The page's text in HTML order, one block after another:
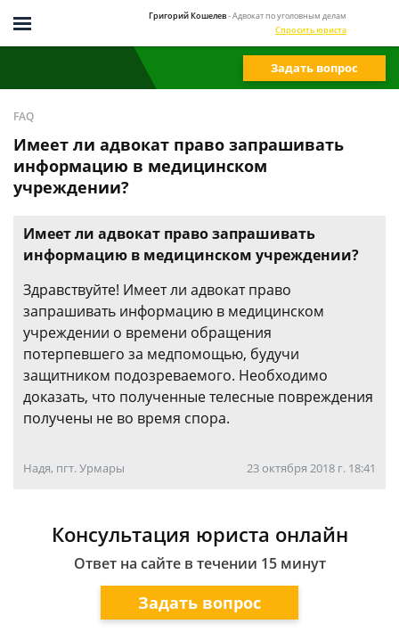
Григорий Кошелев- Адвокат по уголовным делам
Спросить юриста
Задать вопрос
FAQ
Имеет ли адвокат право запрашивать
информацию в медицинском
учреждении?
Имеет ли адвокат право запрашивать
информацию в медицинском учреждении?
Здравствуйте! Имеет ли адвокат право
запрашивать информацию в медицинском
учреждении о времени обращения
потерпевшего за медпомощью, будучи
защитником подозреваемого. Необходимо
доказать, что полученные телесные повреждения
получены не во время спора.
Надя, пгт. Урмары 23 октября 2018 г. 18:41
Консультация юриста онлайн
Ответ на сайте в течении 15 минут
Задать вопрос